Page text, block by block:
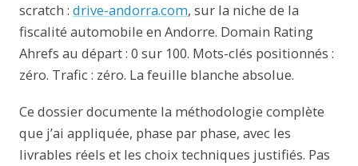
scratch : drive-andorra.com, sur la niche de la
fiscalité automobile en Andorre. Domain Rating
Ahrefs au départ : 0 sur 100. Mots-clés positionnés :
zéro. Trafic : zéro. La feuille blanche absolue.
Ce dossier documente la méthodologie complète
que j’ai appliquée, phase par phase, avec les
livrables réels et les choix techniques justifiés. Pas